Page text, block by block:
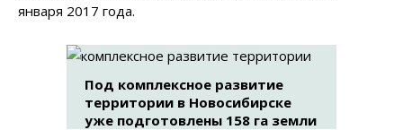
января 2017 года.
Под комплексное развитие
территории в Новосибирске
уже подготовлены 158 га земли